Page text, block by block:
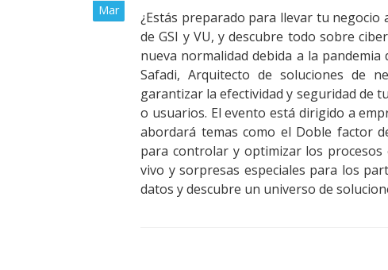
Mar
¿Estás preparado para llevar tu
de GSI y VU, y descubre todo sobre
nueva normalidad debida a la
Safadi, Arquitecto de soluciones de
garantizar la efectividad y seguridad de
o usuarios. El evento está dirigido a
abordará temas como el Doble factor
para controlar y optimizar los
vivo y sorpresas especiales para los
datos y descubre un universo de